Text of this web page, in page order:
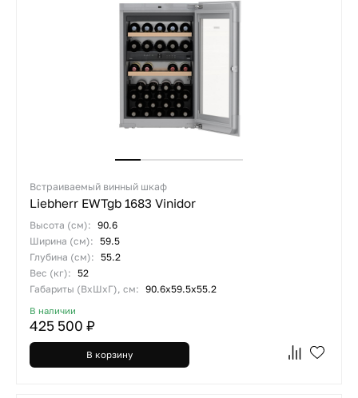
Встраиваемый винный шкаф
Liebherr EWTgb 1683 Vinidor
Высота (см): 90.6
Ширина (см): 59.5
Глубина (см): 55.2
Вес (кг): 52
Габариты (ВхШхГ), см: 90.6x59.5x55.2
В наличии
425 500 ₽
В корзину